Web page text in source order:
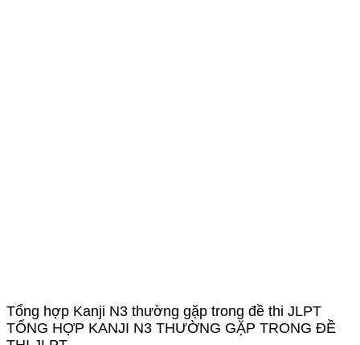
Tổng hợp Kanji N3 thường gặp trong đề thi JLPT
TỔNG HỢP KANJI N3 THƯỜNG GẶP TRONG ĐỀ